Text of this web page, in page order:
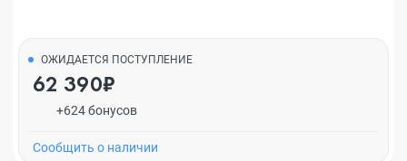
ОЖИДАЕТСЯ ПОСТУПЛЕНИЕ
62 390₽
+624 бонусов
Cообщить о наличии